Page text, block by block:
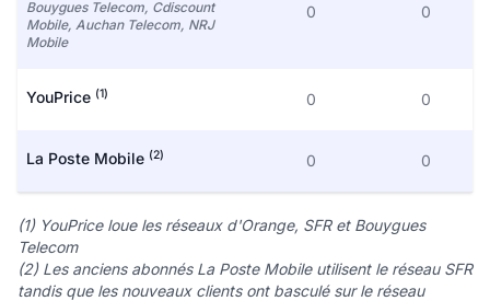
Bouygues Telecom, Cdiscount
Mobile, Auchan Telecom, NRJ
Mobile
0 0
YouPrice (1) 0 0
La Poste Mobile (2) 0 0
(1) YouPrice loue les réseaux d'Orange, SFR et Bouygues
Telecom
(2) Les anciens abonnés La Poste Mobile utilisent le réseau SFR
tandis que les nouveaux clients ont basculé sur le réseau